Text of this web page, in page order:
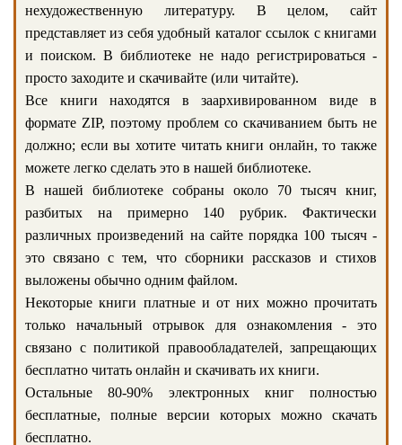
нехудожественную литературу. В целом, сайт
представляет из себя удобный каталог ссылок с книгами
и поиском. В библиотеке не надо регистрироваться -
просто заходите и скачивайте (или читайте).
Все книги находятся в заархивированном виде в
формате ZIP, поэтому проблем со скачиванием быть не
должно; если вы хотите читать книги онлайн, то также
можете легко сделать это в нашей библиотеке.
В нашей библиотеке собраны около 70 тысяч книг,
разбитых на примерно 140 рубрик. Фактически
различных произведений на сайте порядка 100 тысяч -
это связано с тем, что сборники рассказов и стихов
выложены обычно одним файлом.
Некоторые книги платные и от них можно прочитать
только начальный отрывок для ознакомления - это
связано с политикой правообладателей, запрещающих
бесплатно читать онлайн и скачивать их книги.
Остальные 80-90% электронных книг полностью
бесплатные, полные версии которых можно скачать
бесплатно.